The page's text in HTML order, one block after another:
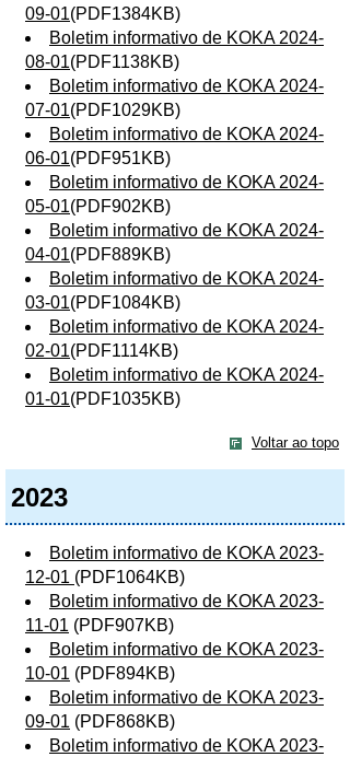
09-01(PDF1384KB)
Boletim informativo de KOKA 2024-
08-01(PDF1138KB)
Boletim informativo de KOKA 2024-
07-01(PDF1029KB)
Boletim informativo de KOKA 2024-
06-01(PDF951KB)
Boletim informativo de KOKA 2024-
05-01(PDF902KB)
Boletim informativo de KOKA 2024-
04-01(PDF889KB)
Boletim informativo de KOKA 2024-
03-01(PDF1084KB)
Boletim informativo de KOKA 2024-
02-01(PDF1114KB)
Boletim informativo de KOKA 2024-
01-01(PDF1035KB)
Voltar ao topo
2023
Boletim informativo de KOKA 2023-
12-01 (PDF1064KB)
Boletim informativo de KOKA 2023-
11-01 (PDF907KB)
Boletim informativo de KOKA 2023-
10-01 (PDF894KB)
Boletim informativo de KOKA 2023-
09-01 (PDF868KB)
Boletim informativo de KOKA 2023-